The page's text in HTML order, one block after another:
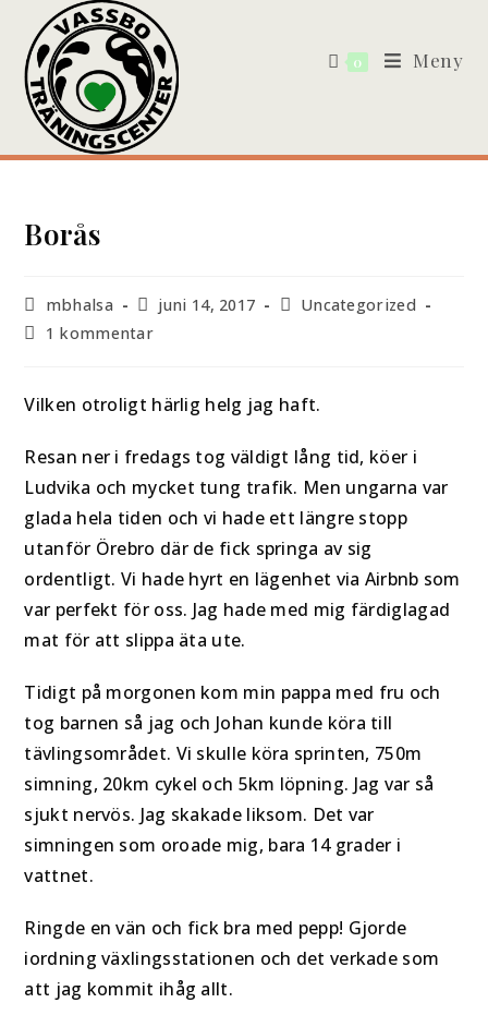
0 Meny
Borås
mbhalsa juni 14, 2017
Uncategorized
1 kommentar
Vilken otroligt härlig helg jag haft.
Resan ner i fredags tog väldigt lång tid, köer i
Ludvika och mycket tung trafik. Men ungarna var
glada hela tiden och vi hade ett längre stopp
utanför Örebro där de fick springa av sig
ordentligt. Vi hade hyrt en lägenhet via Airbnb som
var perfekt för oss. Jag hade med mig färdiglagad
mat för att slippa äta ute.
Tidigt på morgonen kom min pappa med fru och
tog barnen så jag och Johan kunde köra till
tävlingsområdet. Vi skulle köra sprinten, 750m
simning, 20km cykel och 5km löpning. Jag var så
sjukt nervös. Jag skakade liksom. Det var
simningen som oroade mig, bara 14 grader i
vattnet.
Ringde en vän och fick bra med pepp! Gjorde
iordning växlingsstationen och det verkade som
att jag kommit ihåg allt.